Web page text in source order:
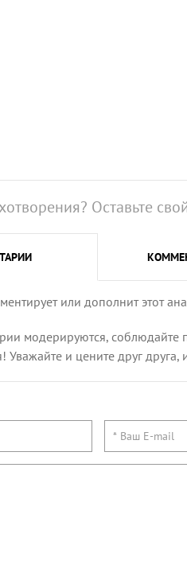
Оставьте
или дополнит этот
модерируются, соблюдайте
и цените друг друга,